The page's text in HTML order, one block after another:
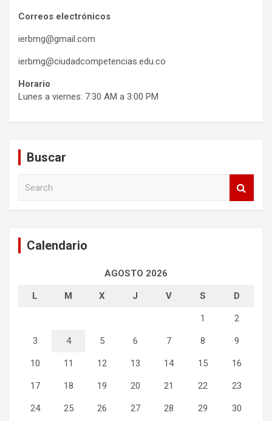
Correos electrónicos
ierbmg@gmail.com
ierbmg@ciudadcompetencias.edu.co
Horario
Lunes a viernes: 7:30 AM a 3:00 PM
Buscar
Calendario
AGOSTO 2026
L M X J V S D
1 2
3 4 5 6 7 8 9
10 11 12 13 14 15 16
17 18 19 20 21 22 23
24 25 26 27 28 29 30